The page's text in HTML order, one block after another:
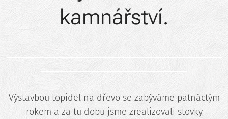
kamnářství.
_______________________________________________
________________________________
Výstavbou topidel na dřevo se zabýváme patnáctým
rokem a za tu dobu jsme zrealizovali stovky